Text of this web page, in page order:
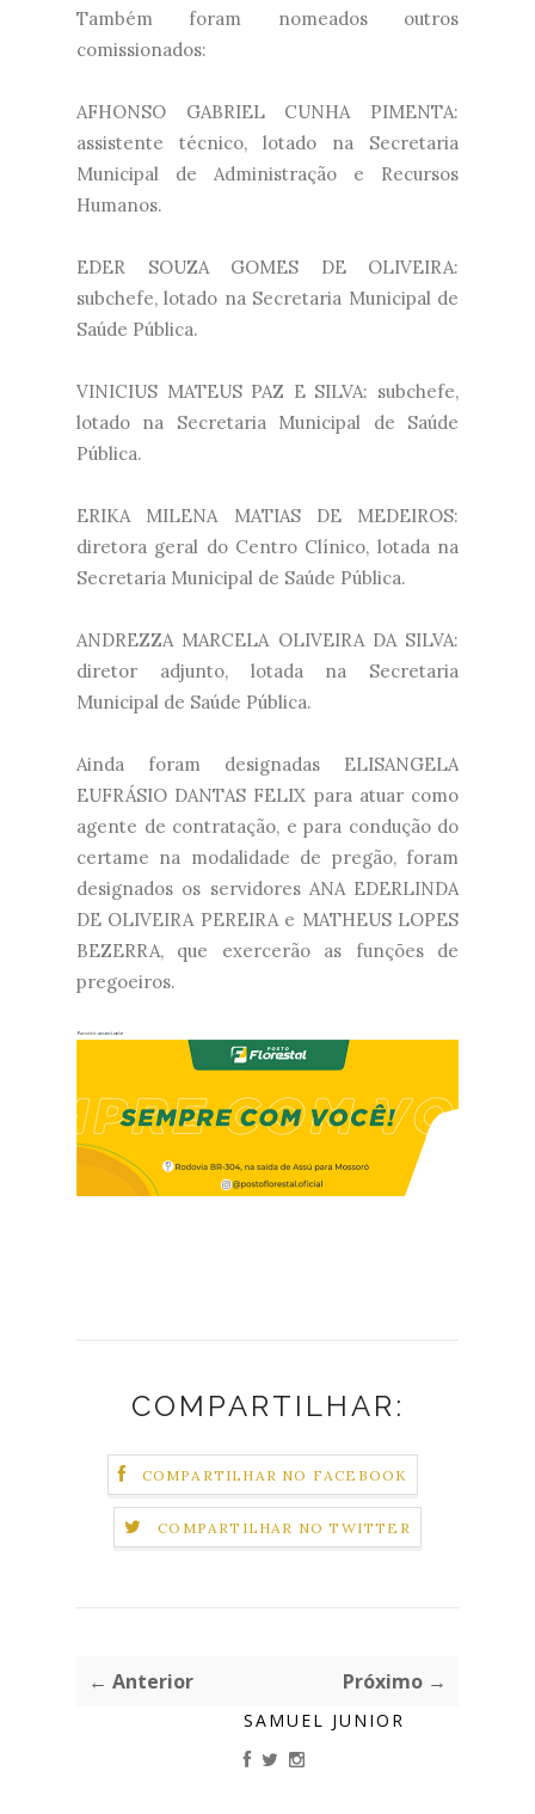
Também foram nomeados outros
comissionados:
AFHONSO GABRIEL CUNHA PIMENTA:
assistente técnico, lotado na Secretaria
Municipal de Administração e Recursos
Humanos.
EDER SOUZA GOMES DE OLIVEIRA:
subchefe, lotado na Secretaria Municipal de
Saúde Pública.
VINICIUS MATEUS PAZ E SILVA: subchefe,
lotado na Secretaria Municipal de Saúde
Pública.
ERIKA MILENA MATIAS DE MEDEIROS:
diretora geral do Centro Clínico, lotada na
Secretaria Municipal de Saúde Pública.
ANDREZZA MARCELA OLIVEIRA DA SILVA:
diretor adjunto, lotada na Secretaria
Municipal de Saúde Pública.
Ainda foram designadas ELISANGELA
EUFRÁSIO DANTAS FELIX para atuar como
agente de contratação, e para condução do
certame na modalidade de pregão, foram
designados os servidores ANA EDERLINDA
DE OLIVEIRA PEREIRA e MATHEUS LOPES
BEZERRA, que exercerão as funções de
pregoeiros.
COMPARTILHAR:
COMPARTILHAR NO FACEBOOK
COMPARTILHAR NO TWITTER
← Anterior Próximo →
SAMUEL JUNIOR